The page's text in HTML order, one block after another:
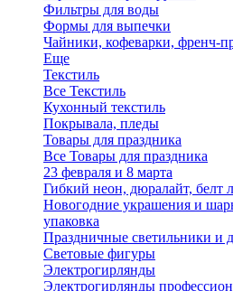
Фильтры для воды
Формы для выпечки
Чайники, кофеварки, френч-
Еще
Текстиль
Все Текстиль
Кухонный текстиль
Покрывала, пледы
Товары для праздника
Все Товары для праздника
23 февраля и 8 марта
Гибкий неон, дюралайт, белт
Новогодние украшения и
упаковка
Праздничные светильники и
Световые фигуры
Электрогирлянды
Электрогирлянды